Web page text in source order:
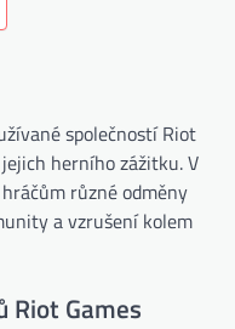
společností Riot
herního zážitku. V
různé odměny
a vzrušení kolem
Riot Games